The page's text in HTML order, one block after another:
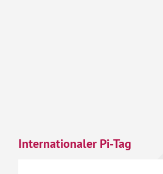
Internationaler Pi-Tag